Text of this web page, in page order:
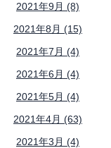
2021年9月 (8)
2021年8月 (15)
2021年7月 (4)
2021年6月 (4)
2021年5月 (4)
2021年4月 (63)
2021年3月 (4)